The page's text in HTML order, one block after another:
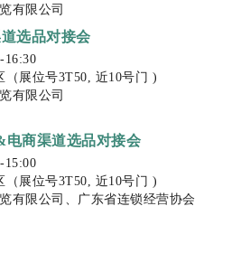
有限公司
选品对接会
16:30
（展位号3T50, 近10号门 )
有限公司
电商渠道选品对接会
15:00
（展位号3T50, 近10号门 )
有限公司、广东省连锁经营协会